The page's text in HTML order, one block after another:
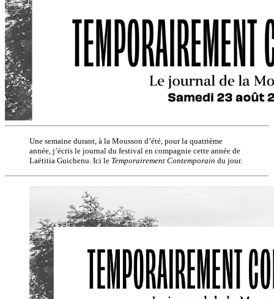
Une semaine durant, à la Mousson d’été, pour la quatrième
année, j’écris le journal du festival en compagnie cette année de
Laëtitia Guichenu. Ici le Temporairement Contemporain du jour.